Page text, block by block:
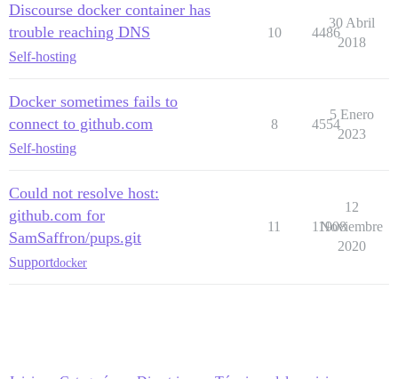
Discourse docker container has
trouble reaching DNS
Self-hosting
10 4486
30 Abril
2018
Docker sometimes fails to
connect to github.com
Self-hosting
8 4554
5 Enero
2023
Could not resolve host:
github.com for
SamSaffron/pups.git
Supportdocker
11 11908
12
Noviembre
2020